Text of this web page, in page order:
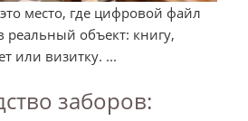
место, где цифровой файл
реальный объект: книгу,
или визитку. ...
заборов: